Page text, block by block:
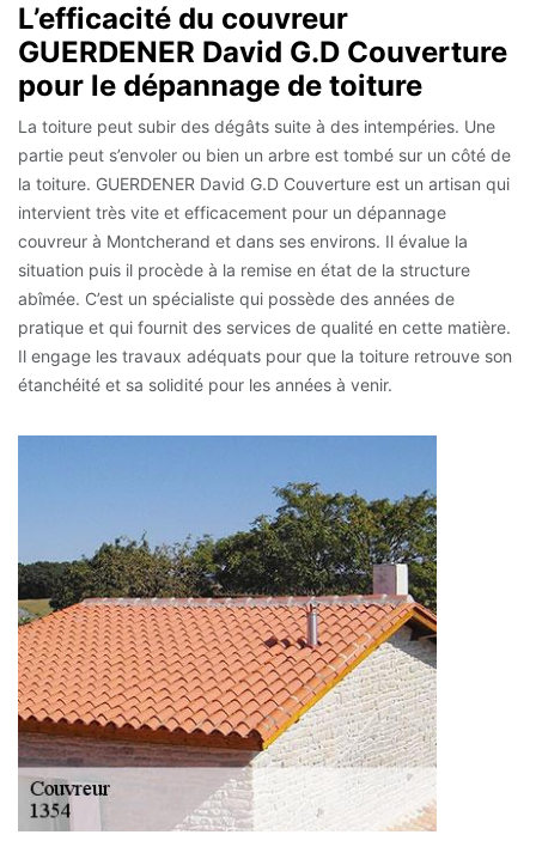
L’efficacité du couvreur
GUERDENER David G.D Couverture
pour le dépannage de toiture
La toiture peut subir des dégâts suite à des intempéries. Une
partie peut s’envoler ou bien un arbre est tombé sur un côté de
la toiture. GUERDENER David G.D Couverture est un artisan qui
intervient très vite et efficacement pour un dépannage
couvreur à Montcherand et dans ses environs. Il évalue la
situation puis il procède à la remise en état de la structure
abîmée. C’est un spécialiste qui possède des années de
pratique et qui fournit des services de qualité en cette matière.
Il engage les travaux adéquats pour que la toiture retrouve son
étanchéité et sa solidité pour les années à venir.